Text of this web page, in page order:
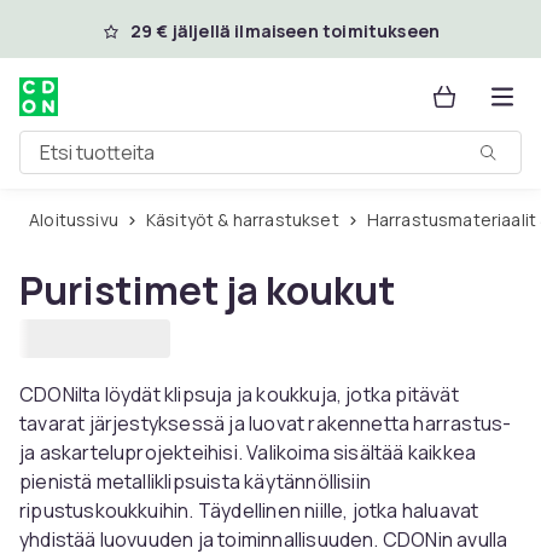
Ohita ja siirry pääsisältöön
29 € jäljellä ilmaiseen toimitukseen
Etsi tuotteita
Aloitussivu Käsityöt & harrastukset
Puristimet ja koukut
CDONilta löydät klipsuja ja koukkuja, jotka pitävät
tavarat järjestyksessä ja luovat rakennetta harrastus-
ja askarteluprojekteihisi. Valikoima sisältää kaikkea
pienistä metalliklipsuista käytännöllisiin
ripustuskoukkuihin. Täydellinen niille, jotka haluavat
yhdistää luovuuden ja toiminnallisuuden. CDONin avulla